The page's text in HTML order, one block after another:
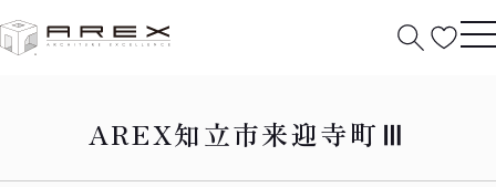
AREX知立市来迎寺町Ⅲ